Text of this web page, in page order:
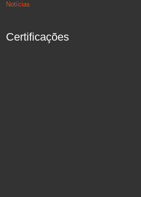
Notícias
Certificações